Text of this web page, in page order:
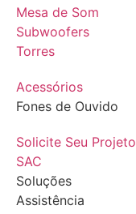
Mesa de Som
Subwoofers
Torres
Acessórios
Fones de Ouvido
Solicite Seu Projeto
SAC
Soluções
Assistência